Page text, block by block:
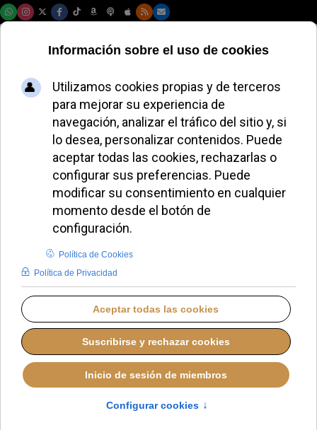
Planellas reaparece
y reabre el debate
interno tras el
desmentido a El
País